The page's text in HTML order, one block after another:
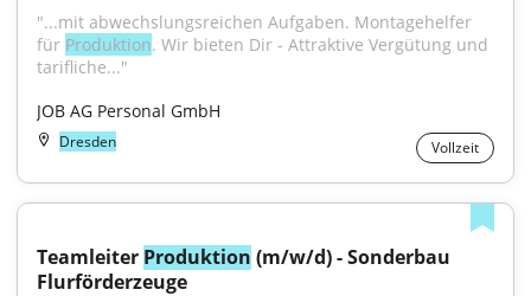
"...mit abwechslungsreichen Aufgaben. Montagehelfer
für Produktion. Wir bieten Dir - Attraktive Vergütung und
tarifliche..."
JOB AG Personal GmbH
Dresden Vollzeit
Teamleiter Produktion (m/w/d) - Sonderbau
Flurförderzeuge